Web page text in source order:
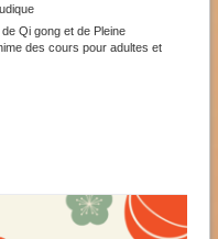
Qi gong et de Pleine
des cours pour adultes et